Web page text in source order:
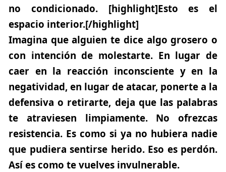
no condicionado. [highlight]Esto es el
espacio interior.[/highlight]
Imagina que alguien te dice algo grosero o
con intención de molestarte. En lugar de
caer en la reacción inconsciente y en la
negatividad, en lugar de atacar, ponerte a la
defensiva o retirarte, deja que las palabras
te atraviesen limpiamente. No ofrezcas
resistencia. Es como si ya no hubiera nadie
que pudiera sentirse herido. Eso es perdón.
Así es como te vuelves invulnerable.